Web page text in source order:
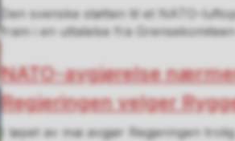
Den svenske støtten til et NATO-
fram i en uttalelse fra
NATO-avgjørelse
Regjeringen velger
I løpet av mai avgjør Regjeringen